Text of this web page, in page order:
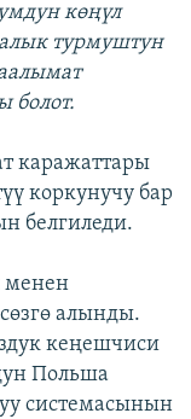
көңүл
турмуштун
болот.
каражаттары
коркунучу бар
белгиледи.
менен
алынды.
кеңешчиси
Польша
системасынын